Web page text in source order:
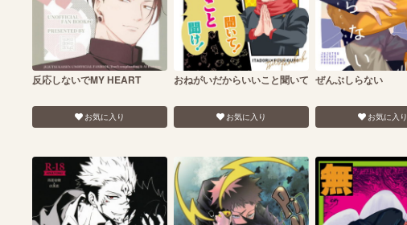
反応しないでMY HEART
お気に入り
おねがいだからいいこと聞いて
お気に入り
ぜんぶしらない
お気に入り